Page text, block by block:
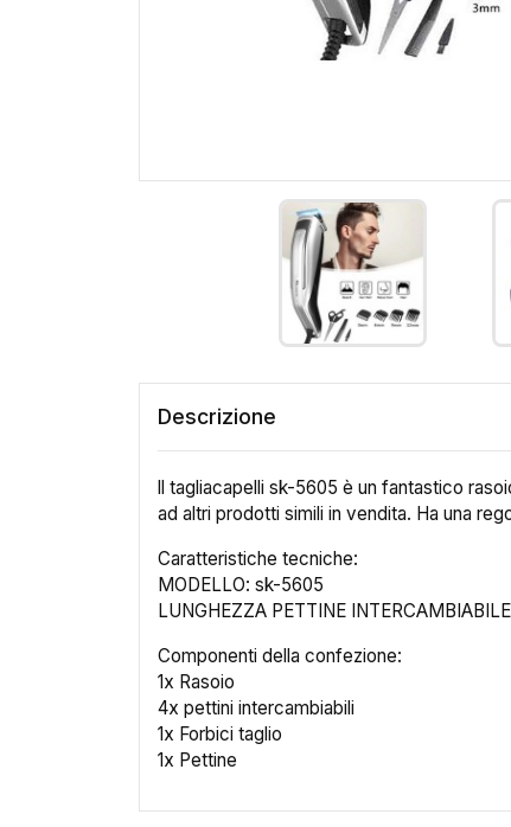
Descrizione
ll tagliacapelli sk-5605 è un fantastico
ad altri prodotti simili in vendita. Ha una
Caratteristiche tecniche:
MODELLO: sk-5605
LUNGHEZZA PETTINE
Componenti della confezione:
1x Rasoio
4x pettini intercambiabili
1x Forbici taglio
1x Pettine